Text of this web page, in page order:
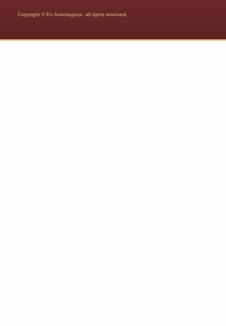
Copyright © En Avantageux. all rights reserved.